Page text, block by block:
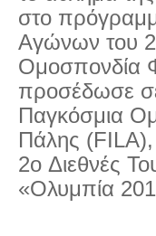
στο
Αγώνων του
Ομοσπονδία
προσέδωσε
Παγκόσμια
Πάλης (FILA),
2ο Διεθνές
«Ολυμπία